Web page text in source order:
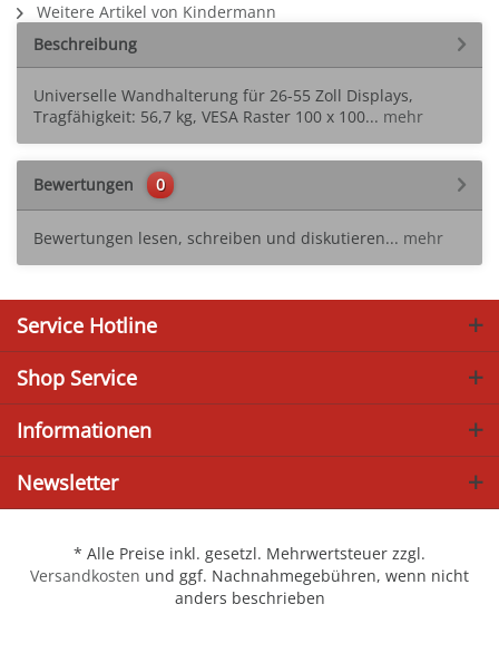
Weitere Artikel von Kindermann
Beschreibung
Universelle Wandhalterung für 26-55 Zoll Displays,
Tragfähigkeit: 56,7 kg, VESA Raster 100 x 100... mehr
Bewertungen 0
Bewertungen lesen, schreiben und diskutieren... mehr
Service Hotline
Shop Service
Informationen
Newsletter
* Alle Preise inkl. gesetzl. Mehrwertsteuer zzgl.
Versandkosten und ggf. Nachnahmegebühren, wenn nicht
anders beschrieben